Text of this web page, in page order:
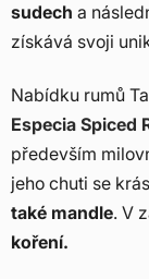
sudech a
získává svoji
Nabídku rumů
Especia Spiced
především
jeho chuti se
také mandle. V
koření.